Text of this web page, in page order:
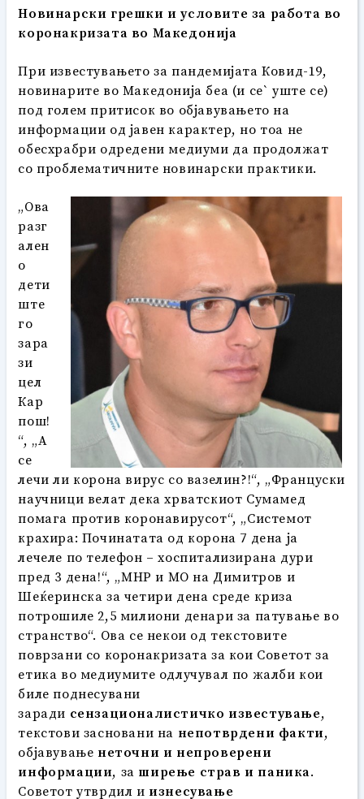
Новинарски грешки и условите за работа во
коронакризата во Македонија
При известувањето за пандемијата Ковид-19,
новинарите во Македонија беа (и се` уште се)
под голем притисок во објавувањето на
информации од јавен карактер, но тоа не
обесхрабри одредени медиуми да продолжат
со проблематичните новинарски практики.
„Ова
разг
ален
о
дети
ште
го
зара
зи
цел
Кар
пош!
“, „А
се
лечи ли корона вирус со вазелин?!“, „Француски
научници велат дека хрватскиот Сумамед
помага против коронавирусот“, „Системот
крахира: Починатата од корона 7 дена ја
лечеле по телефон – хоспитализирана дури
пред 3 дена!“, „МНР и МО на Димитров и
Шеќеринска за четири дена среде криза
потрошиле 2,5 милиони денари за патување во
странство“. Ова се некои од текстовите
поврзани со коронакризата за кои Советот за
етика во медиумите одлучувал по жалби кои
биле поднесувани
заради сензационалистичко известување,
текстови засновани на непотврдени факти,
објавување неточни и непроверени
информации, за ширење страв и паника.
Советот утврдил и изнесување